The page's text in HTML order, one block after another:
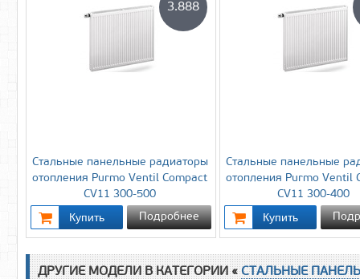
Стальные панельные радиаторы
отопления Purmo Ventil Compact
CV11 300-500
3.888
Подробнее
Стальные панельные
отопления Purmo Ventil
CV11 300-400
ДРУГИЕ МОДЕЛИ В КАТЕГОРИИ «СТАЛЬНЫЕ